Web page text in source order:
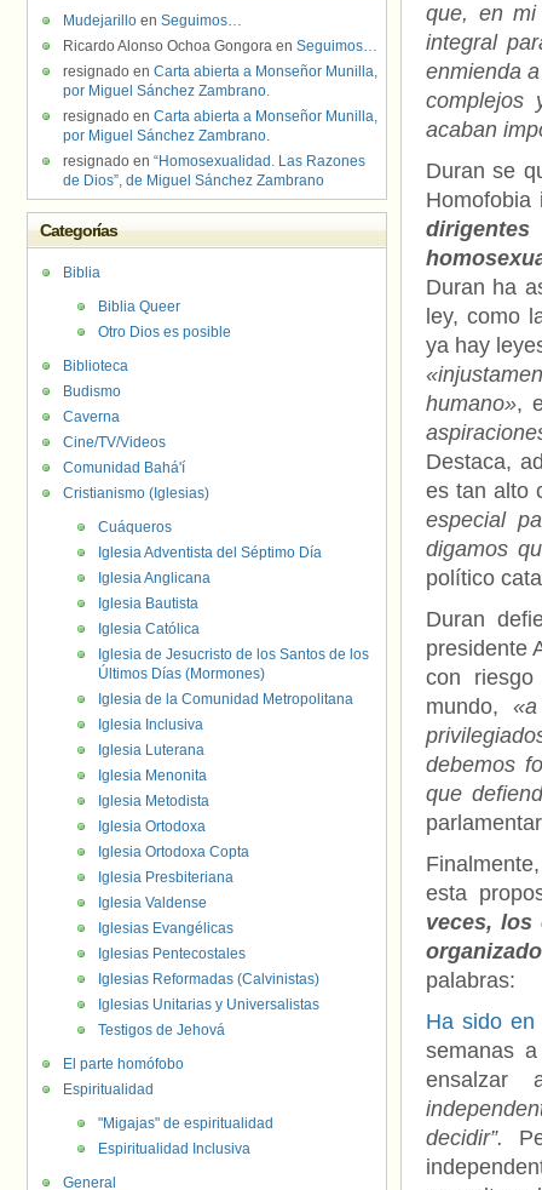
que, en mi
integral
enmienda
complejos
acaban
Duran se
Homofobia
Duran ha
ley, como
ya hay
humano»,
Destaca,
es tan alto
especial
digamos
político
Duran
presidente
con
mundo,
debemos
que
esta
veces, los
palabras:
Ha sido
semanas
decidir”.
Mudejarillo en Seguimos…
Ricardo Alonso Ochoa Gongora en Seguimos…
resignado en Carta abierta a Monseñor Munilla,
por Miguel Sánchez Zambrano.
resignado en Carta abierta a Monseñor Munilla,
por Miguel Sánchez Zambrano.
resignado en “Homosexualidad. Las Razones
de Dios”, de Miguel Sánchez Zambrano
Categorías
Biblia
Biblia Queer
Otro Dios es posible
Biblioteca
Budismo
Caverna
Cine/TV/Videos
Comunidad Bahá'í
Cristianismo (Iglesias)
Cuáqueros
Iglesia Adventista del Séptimo Día
Iglesia Anglicana
Iglesia Bautista
Iglesia Católica
Iglesia de Jesucristo de los Santos de los
Últimos Días (Mormones)
Iglesia de la Comunidad Metropolitana
Iglesia Inclusiva
Iglesia Luterana
Iglesia Menonita
Iglesia Metodista
Iglesia Ortodoxa
Iglesia Ortodoxa Copta
Iglesia Presbiteriana
Iglesia Valdense
Iglesias Evangélicas
Iglesias Pentecostales
Iglesias Reformadas (Calvinistas)
Iglesias Unitarias y Universalistas
Testigos de Jehová
El parte homófobo
Espiritualidad
"Migajas" de espiritualidad
Espiritualidad Inclusiva
General